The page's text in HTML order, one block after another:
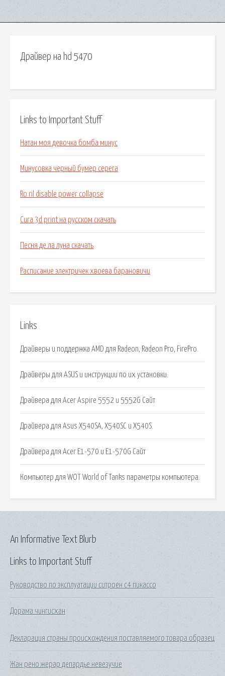
Драйвер на hd 5470
Links to Important Stuff
Натан моя девочка бомба минус
Минусовка черный бумер серега
Ro ril disable power collapse
Cura 3d print на русском скачать
Песня де ла луна скачать
Расписание электричек хвоева барановичи
Links
Драйверы и поддержка AMD для Radeon, Radeon Pro, FirePro.
Драйверы для ASUS и инструкции по их установки.
Драйвера для Acer Aspire 5552 и 5552G Сайт
Драйвера для Asus X540SA, X540SC и X540S.
Драйвера для Acer E1-570 и E1-570G Сайт
Компьютер для WOT World of Tanks параметры компьютера.
Links to Important Stuff
Руководство по эксплуатации ситроен с4 пикассо
Дорама чингисхан
Декларация страны происхождения поставляемого товара образец
Жан рено жерар депардье невезучие
An Informative Text Blurb